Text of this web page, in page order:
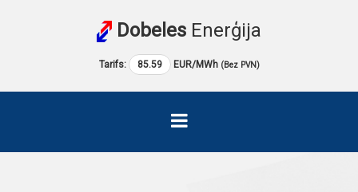
Dobeles Enerģija
Tarifs: 85.59 EUR/MWh (Bez PVN)